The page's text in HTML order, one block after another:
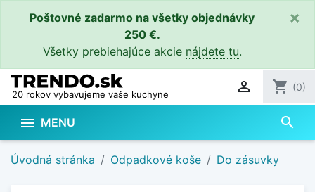
Poštovné zadarmo na všetky objednávky
250 €.
Všetky prebiehajúce akcie nájdete tu.
×
20 rokov vybavujeme vaše kuchyne  shopping_cart (0)
 MENU search
Úvodná stránka Odpadkové koše Do zásuvky